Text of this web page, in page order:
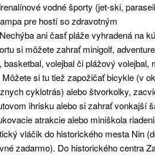
vodné športy (jet-ski,
pre hostí so zdravotným
ani časť pláže vyhradená na
si môžete zahrať minigolf,
basketbal, volejbal či plážový volejbal,
si tu tiež zapožičať bicykle (v
cyklotrás) alebo štvorkolky,
ihrisku alebo si zahrať vonkajší
atrakcie alebo miniškola
vláčik do historického mesta Nin
zadarmo). Do historického centra